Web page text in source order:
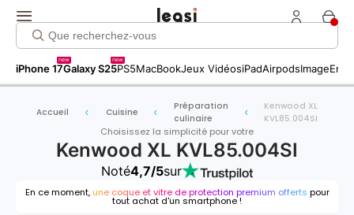
iPhone 17
new
Galaxy S25
new
PS5MacBookJeux VidéosiPadAirpodsImage
Accueil Cuisine
Préparation
culinaire
Kenwood XL
KVL85.004SI
Choisissez la simplicité pour votre
Kenwood XL KVL85.004SI
Noté4,7/5sur
En ce moment, une coque et vitre de protection premium offerts pour
tout achat d'un smartphone !